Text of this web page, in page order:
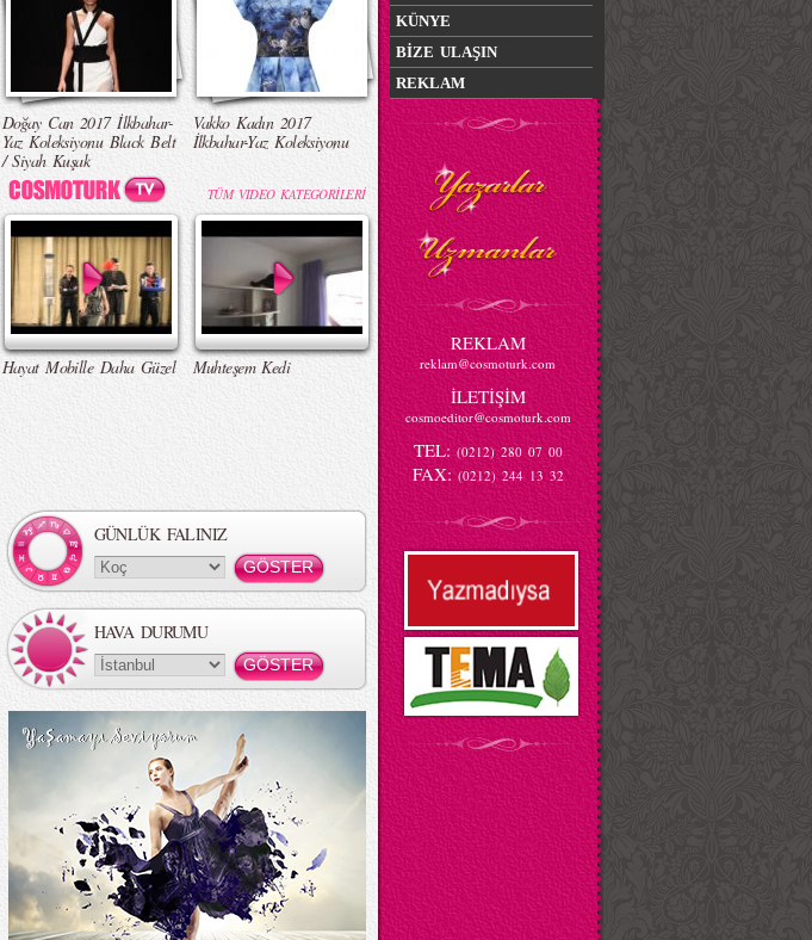
Doğay Can 2017 İlkbahar-
Yaz Koleksiyonu Black Belt
/ Siyah Kuşak
Vakko Kadın 2017
İlkbahar-Yaz Koleksiyonu
TÜM VIDEO KATEGORİLERİ
Hayat Mobille Daha Güzel Muhteşem Kedi
GÜNLÜK FALINIZ
HAVA DURUMU
KÜNYE
BİZE ULAŞIN
REKLAM
REKLAM
reklam@cosmoturk.com
İLETİŞİM
cosmoeditor@cosmoturk.com
TEL: (0212) 280 07 00
FAX: (0212) 244 13 32